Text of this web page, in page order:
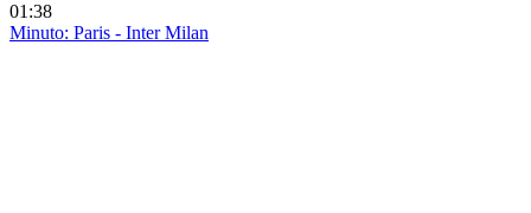
01:38
Minuto: Paris - Inter Milan